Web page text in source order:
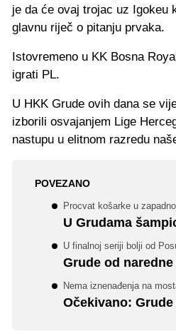
je da će ovaj trojac uz Igokeu
glavnu riječ o pitanju prvaka.
Istovremeno u KK Bosna
igrati PL.
U HKK Grude ovih dana se
izborili osvajanjem Lige
nastupu u elitnom razredu
POVEZANO
Procvat košarke u
U Grudama
U finalnoj seriji bolji od
Grude od
Nema iznenađenja na
Očekivano: